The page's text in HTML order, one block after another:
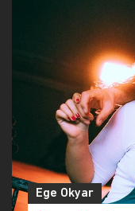
Ege Okyar